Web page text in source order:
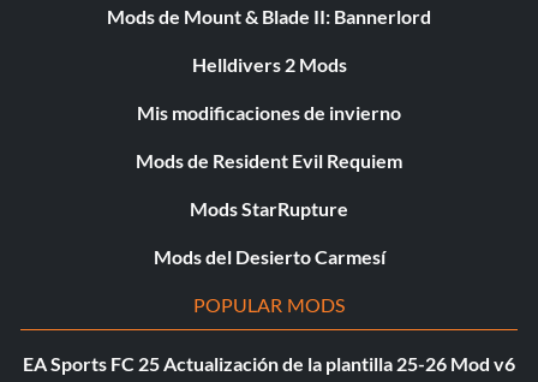
Mods de Mount & Blade II: Bannerlord
Helldivers 2 Mods
Mis modificaciones de invierno
Mods de Resident Evil Requiem
Mods StarRupture
Mods del Desierto Carmesí
POPULAR MODS
EA Sports FC 25 Actualización de la plantilla 25-26 Mod v6